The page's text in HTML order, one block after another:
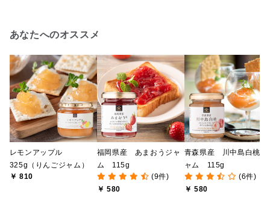
あなたへのオススメ
レモンアップル
325g（りんごジャム）
￥ 810
福岡県産 あまおうジャ
ム 115g
(9件)
￥ 580
青森県産 川中島白桃ジ
ャム 115g
(6件)
￥ 580